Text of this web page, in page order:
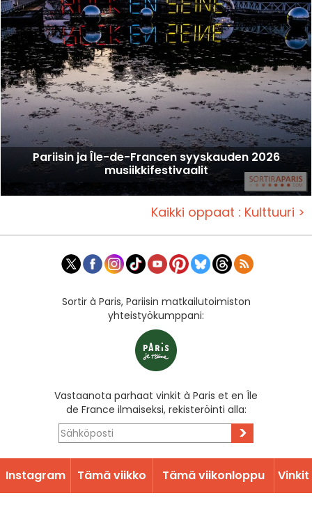
Pariisin ja Île-de-Francen syyskauden 2026
musiikkifestivaalit
Kaikki oppaat : Kulttuuri >
Sortir à Paris, Pariisin matkailutoimiston
yhteistyökumppani:
Vastaanota parhaat vinkit à Paris et en Île
de France ilmaiseksi, rekisteröinti alla:
>
Instagram Tämä viikko Tämä viikonloppu Vinkit